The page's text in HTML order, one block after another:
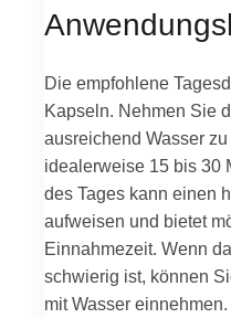
Die empfohlene
Kapseln. Nehmen Sie
ausreichend Wasser
idealerweise 15 bis 30
des Tages kann einen
aufweisen und bietet
Einnahmezeit. Wenn
schwierig ist, können
mit Wasser